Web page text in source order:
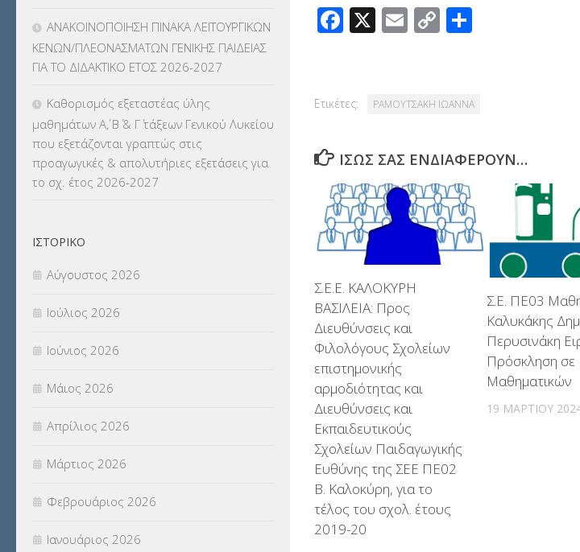
Facebook
X Email
Copy
Ετικέτες: ΡΑΜΟΥΤΣΑΚΗ ΙΩΑΝΝΑ
ΊΣΩΣ ΣΑΣ ΕΝΔΙΑΦΈΡΟΥΝ…
Σ.Ε.Ε. ΚΑΛΟΚΥΡΗ
ΒΑΣΙΛΕΙΑ: Προς
Διευθύνσεις και
Φιλολόγους Σχολείων
επιστημονικής
αρμοδιότητας και
Διευθύνσεις και
Εκπαιδευτικούς
Σχολείων Παιδαγωγικής
Ευθύνης της ΣΕΕ ΠΕ02
Β. Καλοκύρη, για το
τέλος του σχολ. έτους
2019-20
Σ.Ε. ΠΕ03
Καλυκάκης
Περυσινάκη
Πρόσκληση σε
Μαθηματικών
19 ΜΑΡΤΊΟΥ
ΜΕΤΑΘΕΣΕΙΣ-ΤΟΠΟΘΕΤΗΣΕΙΣ
ΒΕΛΤΙΩΣΕΙΣ(319)
ΜΕΤΑΤΑΞΕΙΣ(87)
ΜΕΤΑΦΟΡΑ ΜΑΘΗΤΩΝ(3)
ΝΟΜΟΘΕΣΙΑ(66)
(18)
ΣΥΝΤΑΞΕΙΣ(12)
ΑΝΑΚΟΙΝΟΠΟΙΗΣΗ ΠΙΝΑΚΑ ΛΕΙΤΟΥΡΓΙΚΩΝ
ΚΕΝΩΝ/ΠΛΕΟΝΑΣΜΑΤΩΝ ΓΕΝΙΚΗΣ ΠΑΙΔΕΙΑΣ
ΓΙΑ ΤΟ ΔΙΔΑΚΤΙΚΟ ΕΤΟΣ 2026-2027
Καθορισμός εξεταστέας ύλης
μαθημάτων Α΄, Β΄ & Γ΄ τάξεων Γενικού Λυκείου
που εξετάζονται γραπτώς στις
προαγωγικές & απολυτήριες εξετάσεις για
το σχ. έτος 2026-2027
ΙΣΤΟΡΙΚΌ
Αύγουστος 2026
Ιούλιος 2026
Ιούνιος 2026
Μάιος 2026
Απρίλιος 2026
Μάρτιος 2026
Φεβρουάριος 2026
Ιανουάριος 2026